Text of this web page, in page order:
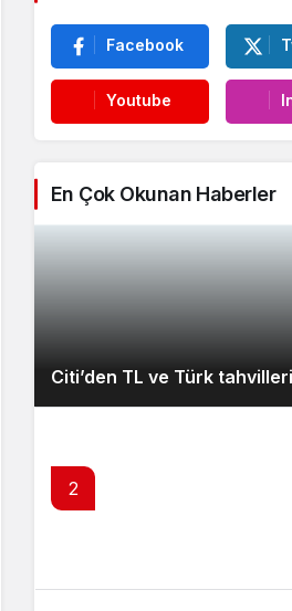
Facebook
Youtube
En Çok Okunan Haberler
Citi’den TL ve Türk
2